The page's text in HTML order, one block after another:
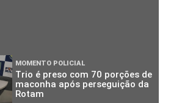
MOMENTO POLICIAL
Trio é preso com 70 porções de
maconha após perseguição da
Rotam